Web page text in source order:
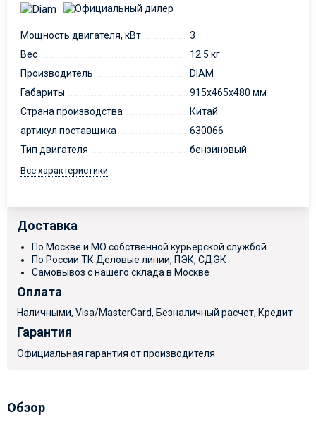
Мощность двигателя, кВт
3
Вес
12.5 кг
Производитель
DIAM
Габариты
915x465x480 мм
Страна производства
Китай
артикул поставщика
630066
Тип двигателя
бензиновый
Все характеристики
Доставка
По Москве и МО собственной курьерской службой
По России ТК Деловые линии, ПЭК, СДЭК
Самовывоз с нашего склада в Москве
Оплата
Наличными, Visa/MasterCard, Безналичный расчет, Кредит
Гарантия
Официальная гарантия от производителя
Обзор